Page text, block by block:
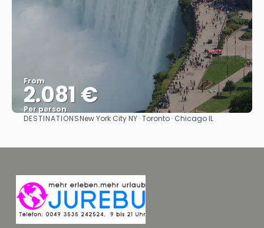
From
2.081 €
Per person
See
DESTINATIONSNew York City NY · Toronto · Chicago IL